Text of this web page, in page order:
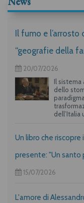
Il fumo e l’arrosto
“geografie della
20/07/2026
Il sistema
dello
dell’Italia
Un libro che
presente: "Un santo
15/07/2026
L'amore di